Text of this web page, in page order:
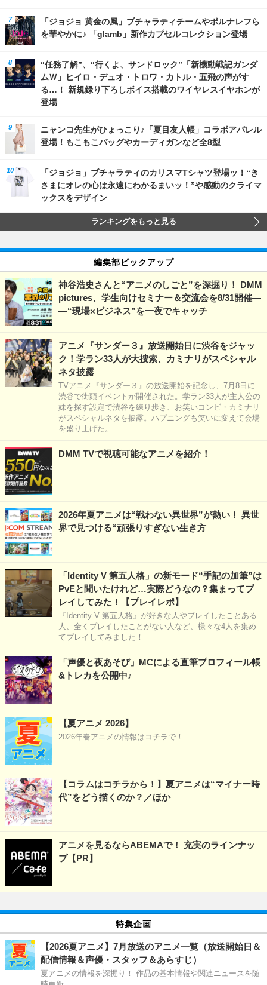
「ジョジョ 黄金の風」ブチャラティチームやポルナレフら
を華やかに♪ 「glamb」新作カプセルコレクション登場
“任務了解”、“行くよ、サンドロック”「新機動戦記ガンダ
ムＷ」ヒイロ・デュオ・トロワ・カトル・五飛の声がす
る…！ 新規録り下ろしボイス搭載のワイヤレスイヤホンが
登場
ニャンコ先生がひょっこり♪「夏目友人帳」コラボアパレル
登場！もこもこバッグやカーディガンなど全8型
「ジョジョ」ブチャラティのカリスマTシャツ登場ッ！“き
さまにオレの心は永遠にわかるまいッ！”や感動のクライマ
ックスをデザイン
ランキングをもっと見る
編集部ピックアップ
神谷浩史さんと“アニメのしごと”を深掘り！ DMM
pictures、学生向けセミナー＆交流会を8/31開催―
―“現場×ビジネス”を一夜でキャッチ
アニメ『サンダー３』放送開始日に渋谷をジャッ
ク！学ラン33人が大捜索、カミナリがスペシャル
ネタ披露
TVアニメ『サンダー３』の放送開始を記念し、7月8日に
渋谷で街頭イベントが開催された。学ラン33人が主人公の
妹を探す設定で渋谷を練り歩き、お笑いコンビ・カミナリ
がスペシャルネタを披露。ハプニングも笑いに変えて会場
を盛り上げた。
DMM TVで視聴可能なアニメを紹介！
2026年夏アニメは“戦わない異世界”が熱い！ 異世
界で見つける“頑張りすぎない生き方
「Identity V 第五人格」の新モード“手記の加筆”は
PvEと聞いたけれど…実際どうなの？集まってプ
レイしてみた！【プレイレポ】
『Identity V 第五人格』が好きな人やプレイしたことある
人、全くプレイしたことがない人など、様々な4人を集め
てプレイしてみました！
「声優と夜あそび」MCによる直筆プロフィール帳
&トレカを公開中♪
【夏アニメ 2026】
2026年春アニメの情報はコチラで！
【コラムはコチラから！】夏アニメは“マイナー時
代”をどう描くのか？／ほか
アニメを見るならABEMAで！ 充実のラインナッ
プ【PR】
特集企画
【2026夏アニメ】7月放送のアニメ一覧（放送開始日＆
配信情報＆声優・スタッフ＆あらすじ）
夏アニメの情報を深掘り！ 作品の基本情報や関連ニュースを随